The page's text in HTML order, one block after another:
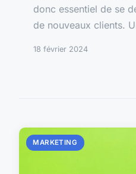
donc essentiel de se
de nouveaux clients.
18 février 2024
MARKETING